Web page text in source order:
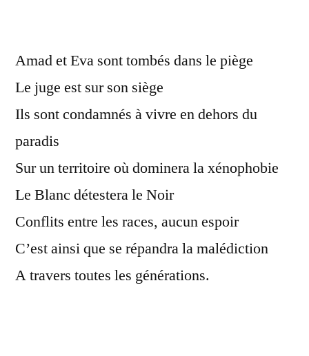
Amad et Eva sont tombés dans le piège
Le juge est sur son siège
Ils sont condamnés à vivre en dehors du
paradis
Sur un territoire où dominera la xénophobie
Le Blanc détestera le Noir
Conflits entre les races, aucun espoir
C’est ainsi que se répandra la malédiction
A travers toutes les générations.